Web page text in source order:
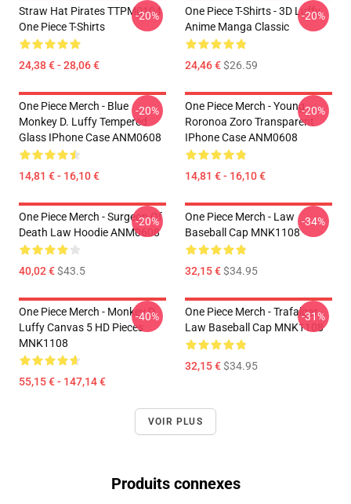
Straw Hat Pirates TTPM0104
One Piece T-Shirts
24,38 € - 28,06 €
-20%
One Piece T-Shirts - 3D Luffy
Anime Manga Classic
24,46 €$26.59
-20%
One Piece Merch - Blue
Monkey D. Luffy Tempered
Glass IPhone Case ANM0608
14,81 € - 16,10 €
-20%
One Piece Merch - Young
Roronoa Zoro Transparent
IPhone Case ANM0608
14,81 € - 16,10 €
-20%
One Piece Merch - Surgeon Of
Death Law Hoodie ANM0608
40,02 €$43.5
-20%
One Piece Merch - Law
Baseball Cap MNK1108
32,15 €$34.95
-34%
One Piece Merch - Monkey D.
Luffy Canvas 5 HD Pieces
MNK1108
55,15 € - 147,14 €
-40%
One Piece Merch - Trafalgar
Law Baseball Cap MNK1108
32,15 €$34.95
-31%
VOIR PLUS
Produits connexes